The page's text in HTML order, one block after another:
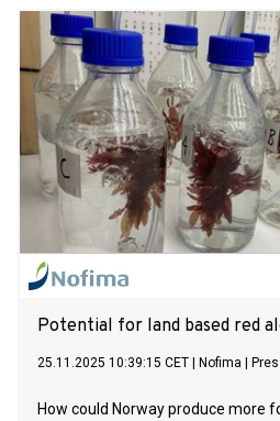
Potential for land based red
25.11.2025 10:39:15 CET Nofima
How could Norway produce more